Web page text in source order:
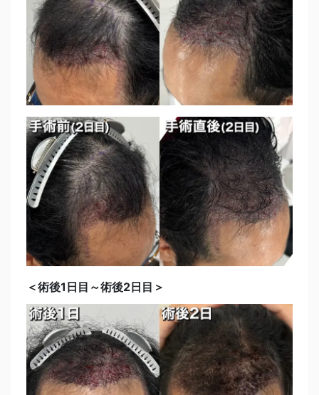
＜術後1日目～術後2日目＞